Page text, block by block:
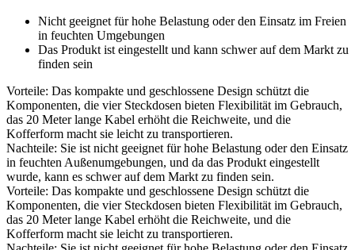
Nicht geeignet für hohe Belastung oder den Einsatz im Freien
in feuchten Umgebungen
Das Produkt ist eingestellt und kann schwer auf dem Markt zu
finden sein
Vorteile: Das kompakte und geschlossene Design schützt die
Komponenten, die vier Steckdosen bieten Flexibilität im Gebrauch,
das 20 Meter lange Kabel erhöht die Reichweite, und die
Kofferform macht sie leicht zu transportieren.
Nachteile: Sie ist nicht geeignet für hohe Belastung oder den Einsatz
in feuchten Außenumgebungen, und da das Produkt eingestellt
wurde, kann es schwer auf dem Markt zu finden sein.
Vorteile: Das kompakte und geschlossene Design schützt die
Komponenten, die vier Steckdosen bieten Flexibilität im Gebrauch,
das 20 Meter lange Kabel erhöht die Reichweite, und die
Kofferform macht sie leicht zu transportieren.